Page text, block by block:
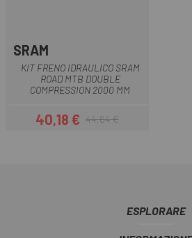
SRAM
KIT FRENO IDRAULICO SRAM
ROAD MTB DOUBLE
COMPRESSION 2000 MM
Prezzo
40,18 €Prezzo base
44,64 €
ESPLORARE